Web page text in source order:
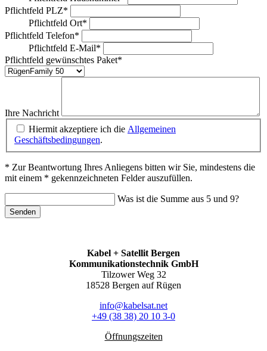
Pflichtfeld PLZ*
Pflichtfeld Ort*
Pflichtfeld Telefon*
Pflichtfeld E-Mail*
Pflichtfeld gewünschtes Paket*
Ihre Nachricht
Hiermit akzeptiere ich die Allgemeinen
Geschäftsbedingungen.
* Zur Beantwortung Ihres Anliegens bitten wir Sie, mindestens die
mit einem * gekennzeichneten Felder auszufüllen.
Was ist die Summe aus 5 und 9?
Senden
Kabel + Satellit Bergen
Kommunikationstechnik GmbH
Tilzower Weg 32
18528 Bergen auf Rügen
info@kabelsat.net
+49 (38 38) 20 10 3-0
Öffnungszeiten